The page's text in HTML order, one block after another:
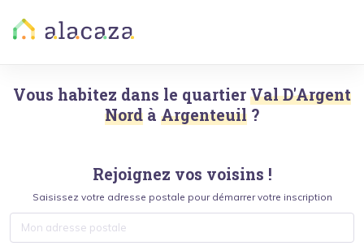
Vous habitez dans le quartier Val D'Argent
Nord à Argenteuil ?
Rejoignez vos voisins !
Saisissez votre adresse postale pour démarrer votre inscription